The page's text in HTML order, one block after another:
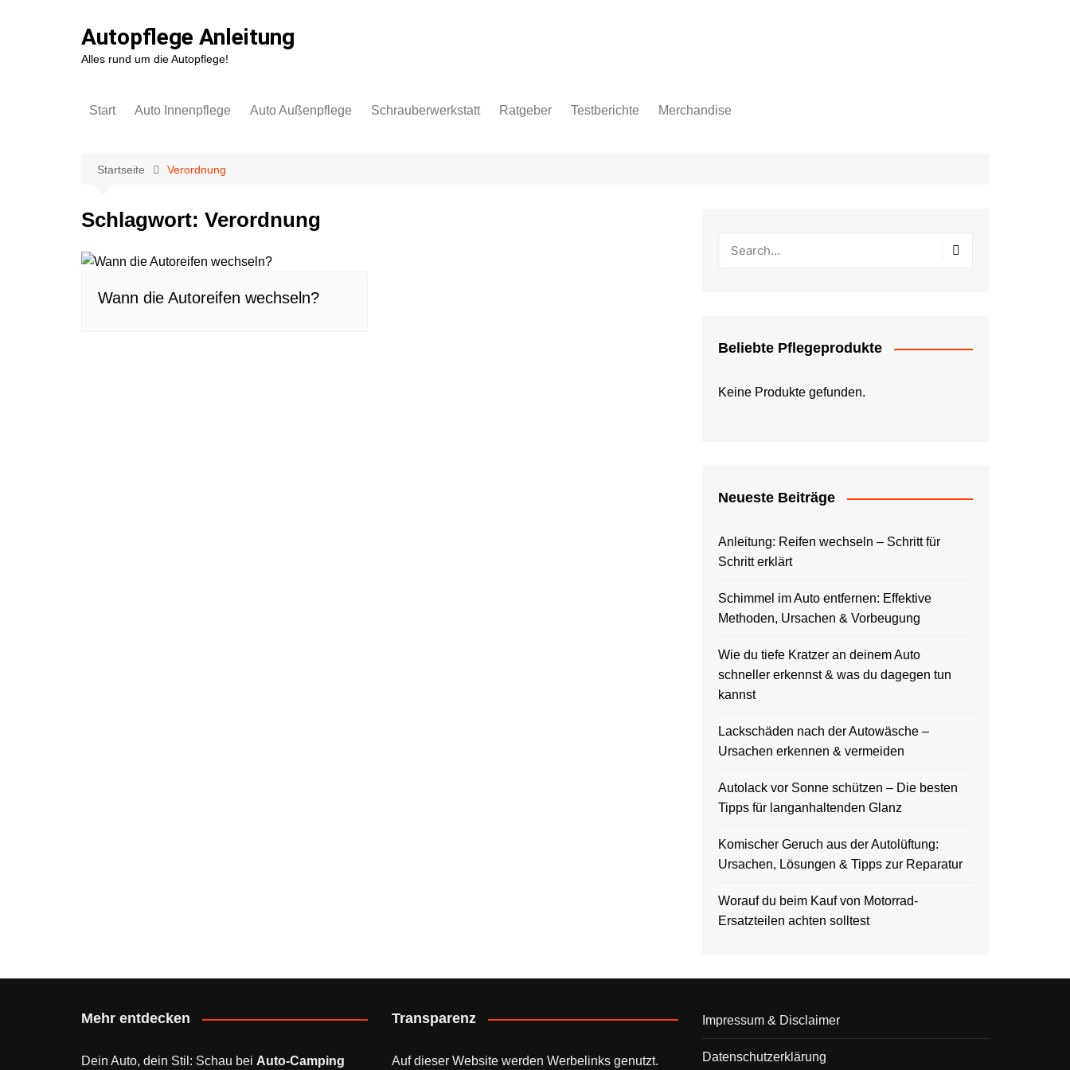
Autopflege Anleitung
Alles rund um die Autopflege!
Start Auto Innenpflege
Autopolster
Scheiben
Gerüchte entfernen &
Auto Außenpflege
Cabrioverdeck
Schrauberwerkstatt Ratgeber Testberichte Merchandise
Startseite Verordnung
Schlagwort: Verordnung
Wann die Autoreifen wechseln?
Beliebte Pflegeprodukte
Keine Produkte gefunden.
Neueste Beiträge
Anleitung: Reifen wechseln – Schritt für
Schritt erklärt
Schimmel im Auto entfernen: Effektive
Methoden, Ursachen & Vorbeugung
Wie du tiefe Kratzer an deinem Auto
schneller erkennst & was du dagegen tun
kannst
Lackschäden nach der Autowäsche –
Ursachen erkennen & vermeiden
Autolack vor Sonne schützen – Die besten
Tipps für langanhaltenden Glanz
Komischer Geruch aus der Autolüftung:
Ursachen, Lösungen & Tipps zur Reparatur
Worauf du beim Kauf von Motorrad-
Ersatzteilen achten solltest
Mehr entdecken
Dein Auto, dein Stil: Schau bei Auto-Camping
Transparenz
Auf dieser Website werden Werbelinks genutzt.
Impressum & Disclaimer
Datenschutzerklärung